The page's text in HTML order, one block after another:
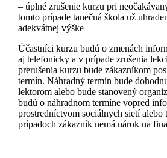
– úplné zrušenie kurzu pri
tomto prípade tanečná škola už
adekvátnej výške
Účastníci kurzu budú o zmenách
aj telefonicky a v prípade zrušenia
prerušenia kurzu bude zákazníkom
termín. Náhradný termín bude
lektorom alebo bude stanovený
budú o náhradnom termíne vopred
prostredníctvom sociálnych sietí
prípadoch zákazník nemá nárok na